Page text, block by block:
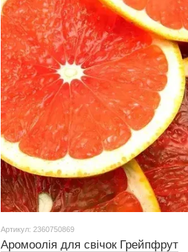
Артикул: 2360750869
Аромоолія для свічок Грейпфрут